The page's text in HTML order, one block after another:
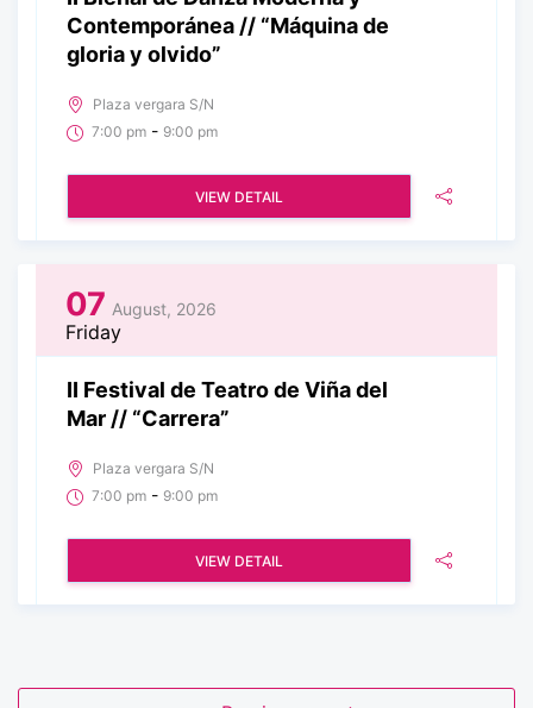
Contemporánea // “Máquina de
gloria y olvido”
Plaza vergara S/N
7:00 pm - 9:00 pm
VIEW DETAIL
07 August, 2026
Friday
II Festival de Teatro de Viña del
Mar // “Carrera”
Plaza vergara S/N
7:00 pm - 9:00 pm
VIEW DETAIL